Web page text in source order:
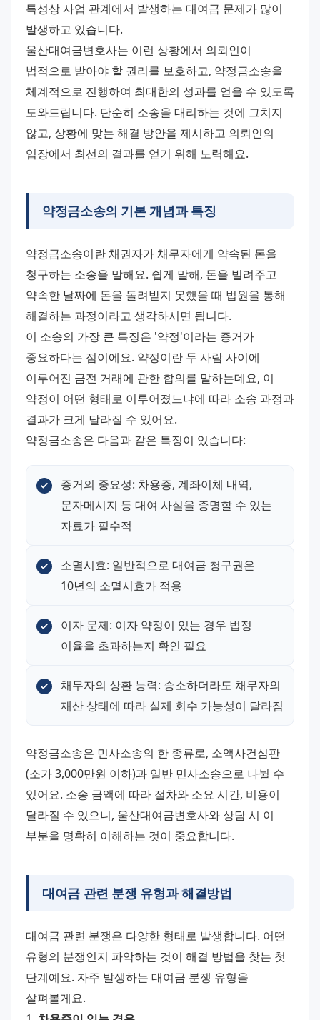
특성상 사업 관계에서 발생하는 대여금 문제가 많이
발생하고 있습니다.
울산대여금변호사는 이런 상황에서 의뢰인이
법적으로 받아야 할 권리를 보호하고, 약정금소송을
체계적으로 진행하여 최대한의 성과를 얻을 수 있도록
도와드립니다. 단순히 소송을 대리하는 것에 그치지
않고, 상황에 맞는 해결 방안을 제시하고 의뢰인의
입장에서 최선의 결과를 얻기 위해 노력해요.
약정금소송의 기본 개념과 특징
약정금소송이란 채권자가 채무자에게 약속된 돈을
청구하는 소송을 말해요. 쉽게 말해, 돈을 빌려주고
약속한 날짜에 돈을 돌려받지 못했을 때 법원을 통해
해결하는 과정이라고 생각하시면 됩니다.
이 소송의 가장 큰 특징은 '약정'이라는 증거가
중요하다는 점이에요. 약정이란 두 사람 사이에
이루어진 금전 거래에 관한 합의를 말하는데요, 이
약정이 어떤 형태로 이루어졌느냐에 따라 소송 과정과
결과가 크게 달라질 수 있어요.
약정금소송은 다음과 같은 특징이 있습니다:
증거의 중요성: 차용증, 계좌이체 내역,
문자메시지 등 대여 사실을 증명할 수 있는
자료가 필수적
소멸시효: 일반적으로 대여금 청구권은
10년의 소멸시효가 적용
이자 문제: 이자 약정이 있는 경우 법정
이율을 초과하는지 확인 필요
채무자의 상환 능력: 승소하더라도 채무자의
재산 상태에 따라 실제 회수 가능성이 달라짐
약정금소송은 민사소송의 한 종류로, 소액사건심판
(소가 3,000만원 이하)과 일반 민사소송으로 나뉠 수
있어요. 소송 금액에 따라 절차와 소요 시간, 비용이
달라질 수 있으니, 울산대여금변호사와 상담 시 이
부분을 명확히 이해하는 것이 중요합니다.
대여금 관련 분쟁 유형과 해결방법
대여금 관련 분쟁은 다양한 형태로 발생합니다. 어떤
유형의 분쟁인지 파악하는 것이 해결 방법을 찾는 첫
단계예요. 자주 발생하는 대여금 분쟁 유형을
살펴볼게요.